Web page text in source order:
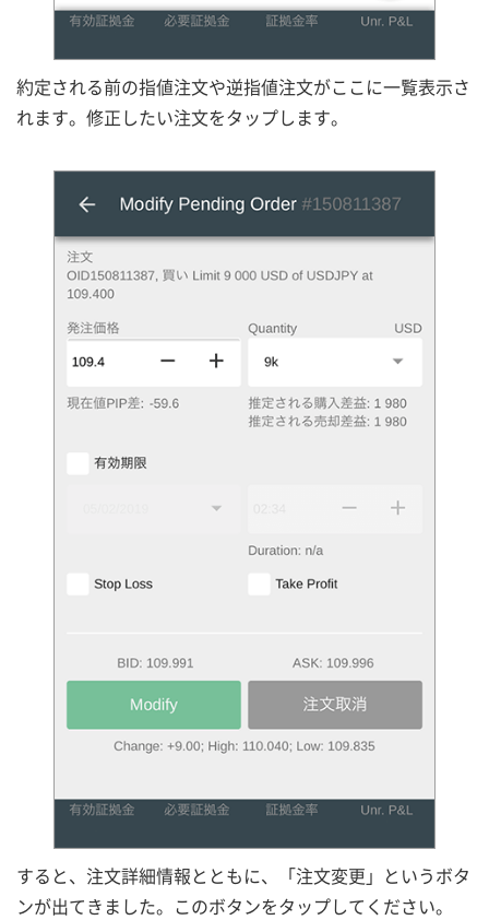
約定される前の指値注文や逆指値注文がここに一覧表示さ
れます。修正したい注文をタップします。
すると、注文詳細情報とともに、「注文変更」というボタ
ンが出てきました。このボタンをタップしてください。